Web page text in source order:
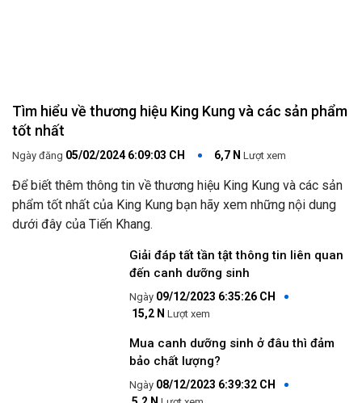
Tìm hiểu về thương hiệu King Kung và các sản phẩm
tốt nhất
Ngày đăng 05/02/2024 6:09:03 CH 6,7 N Lượt xem
Để biết thêm thông tin về thương hiệu King Kung và các sản
phẩm tốt nhất của King Kung bạn hãy xem những nội dung
dưới đây của Tiến Khang.
Giải đáp tất tần tật thông tin liên quan
đến canh dưỡng sinh
09/12/2023 6:35:26 CH
15,2 N Lượt xem
Mua canh dưỡng sinh ở đâu thì đảm
bảo chất lượng?
08/12/2023 6:39:32 CH